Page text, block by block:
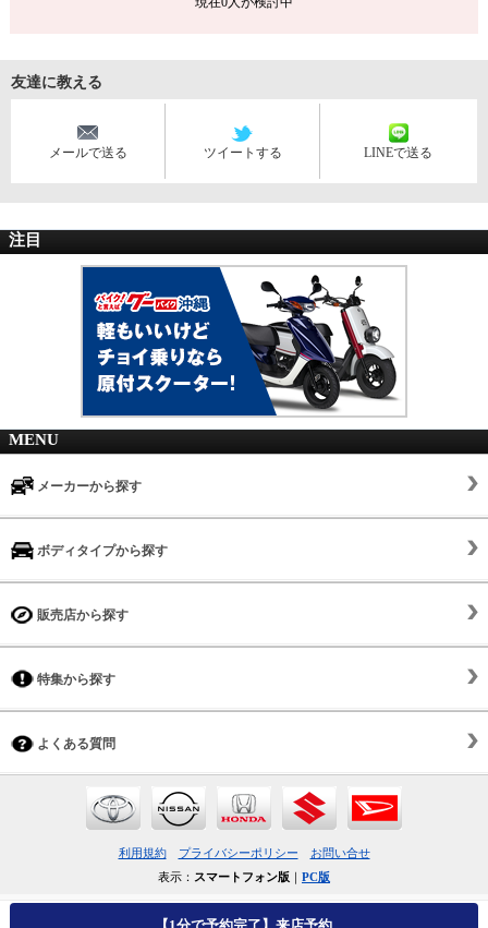
友達に教える
メールで送る ツイートする LINEで送る
注目
MENU
メーカーから探す
ボディタイプから探す
販売店から探す
特集から探す
よくある質問
利用規約 プライバシーポリシー
お問い合せ
表示： スマートフォン版 PC版